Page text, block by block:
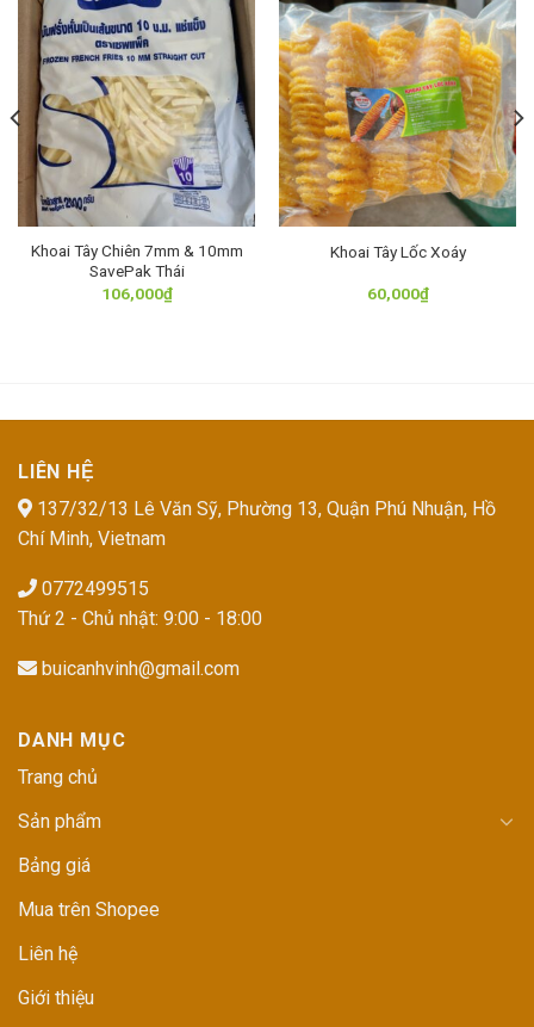
Khoai Tây Chiên 7mm & 10mm
SavePak Thái
106,000₫
Khoai Tây Lốc Xoáy
60,000₫
LIÊN HỆ
137/32/13 Lê Văn Sỹ, Phường 13, Quận Phú Nhuận, Hồ
Chí Minh, Vietnam
0772499515
Thứ 2 - Chủ nhật: 9:00 - 18:00
buicanhvinh@gmail.com
DANH MỤC
Trang chủ
Sản phẩm
Bảng giá
Mua trên Shopee
Liên hệ
Giới thiệu